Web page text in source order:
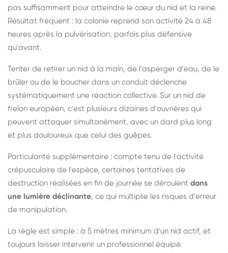
pas suffisamment pour atteindre le cœur du nid et la reine.
Résultat fréquent : la colonie reprend son activité 24 à 48
heures après la pulvérisation, parfois plus défensive
qu'avant.
Tenter de retirer un nid à la main, de l'asperger d'eau, de le
brûler ou de le boucher dans un conduit déclenche
systématiquement une réaction collective. Sur un nid de
frelon européen, c'est plusieurs dizaines d'ouvrières qui
peuvent attaquer simultanément, avec un dard plus long
et plus douloureux que celui des guêpes.
Particularité supplémentaire : compte tenu de l'activité
crépusculaire de l'espèce, certaines tentatives de
destruction réalisées en fin de journée se déroulent dans
une lumière déclinante, ce qui multiplie les risques d'erreur
de manipulation.
La règle est simple : à 5 mètres minimum d'un nid actif, et
toujours laisser intervenir un professionnel équipé.